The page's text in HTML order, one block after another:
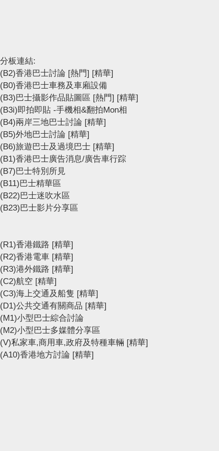
分板連結:
(B2)香港巴士討論 [熱門] [精華]
(B0)香港巴士車務及車廂設備
(B3)巴士攝影作品貼圖區 [熱門] [精華]
(B3i)即拍即貼 -手機相&翻拍Mon相
(B4)兩岸三地巴士討論 [精華]
(B5)外地巴士討論 [精華]
(B6)旅遊巴士及過境巴士 [精華]
(B1)香港巴士廣告消息/廣告車行踪
(B7)巴士特別所見
(B11)巴士精華區
(B22)巴士迷吹水區
(B23)巴士影片分享區
(R1)香港鐵路 [精華]
(R2)香港電車 [精華]
(R3)港外鐵路 [精華]
(C2)航空 [精華]
(C3)海上交通及船隻 [精華]
(D1)公共交通有關商品 [精華]
(M1)小型巴士綜合討論
(M2)小型巴士多媒體分享區
(V)私家車,商用車,政府及特種車輛 [精華]
(A10)香港地方討論 [精華]